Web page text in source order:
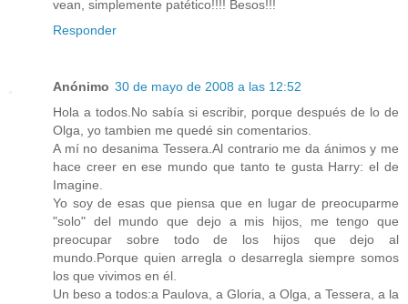
vean, simplemente patético!!!! Besos!!!
Responder
Anónimo 30 de mayo de 2008 a las 12:52
Hola a todos.No sabía si escribir, porque después de lo de
Olga, yo tambien me quedé sin comentarios.
A mí no desanima Tessera.Al contrario me da ánimos y me
hace creer en ese mundo que tanto te gusta Harry: el de
Imagine.
Yo soy de esas que piensa que en lugar de preocuparme
"solo" del mundo que dejo a mis hijos, me tengo que
preocupar sobre todo de los hijos que dejo al
mundo.Porque quien arregla o desarregla siempre somos
los que vivimos en él.
Un beso a todos:a Paulova, a Gloria, a Olga, a Tessera, a la